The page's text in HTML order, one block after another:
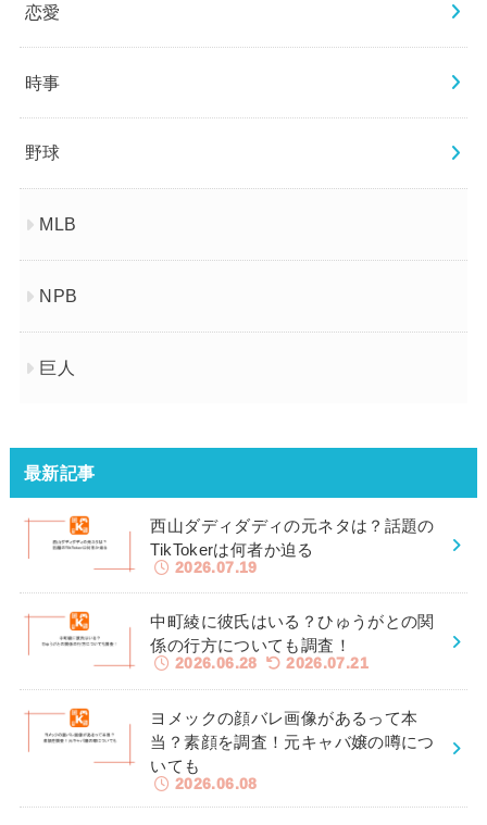
恋愛
時事
野球
MLB
NPB
巨人
最新記事
西山ダディダディの元ネタは？話題の
TikTokerは何者か迫る
2026.07.19
中町綾に彼氏はいる？ひゅうがとの関
係の行方についても調査！
2026.06.28 2026.07.21
ヨメックの顔バレ画像があるって本
当？素顔を調査！元キャバ嬢の噂につ
いても
2026.06.08